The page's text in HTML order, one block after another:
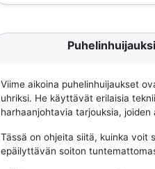
Viime aikoina puhelinhuijaukset
uhriksi. He käyttävät erilaisia
harhaanjohtavia tarjouksia,
Tässä on ohjeita siitä, kuinka voit
epäilyttävän soiton